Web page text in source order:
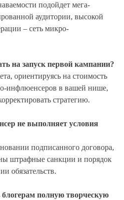
подойдет мега-
аудитории, высокой
– сеть микро-
на запуск первой кампании?
ориентируясь на стоимость
инфлюенсеров в вашей нише,
стратегию.
не выполняет условия
подписанного договора,
штрафные санкции и порядок
обязательств.
полную творческую